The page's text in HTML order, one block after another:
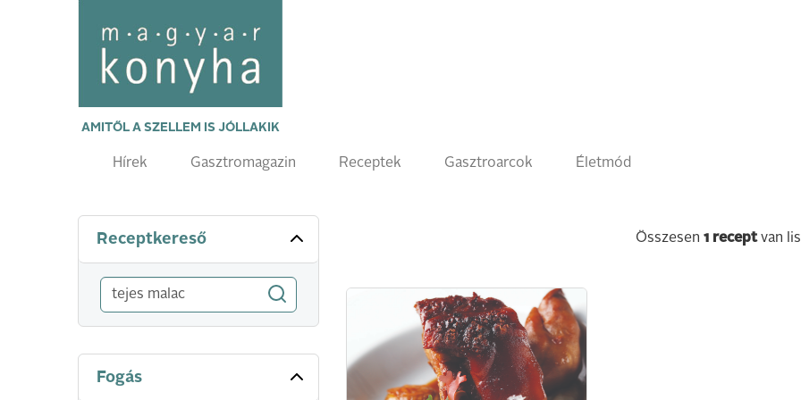
AMITŐL A SZELLEM IS JÓLLAKIK
Hírek Gasztromagazin Receptek Gasztroarcok Életmód
Receptkereső
Fogás
Összesen 1 receptvan